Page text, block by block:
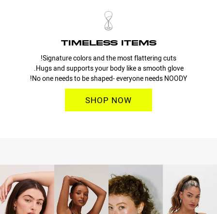
timeless items
Signature colors and the most flattering cuts!
Hugs and supports your body like a smooth glove.
No one needs to be shaped- everyone needs NOODY!
SHOP NOW